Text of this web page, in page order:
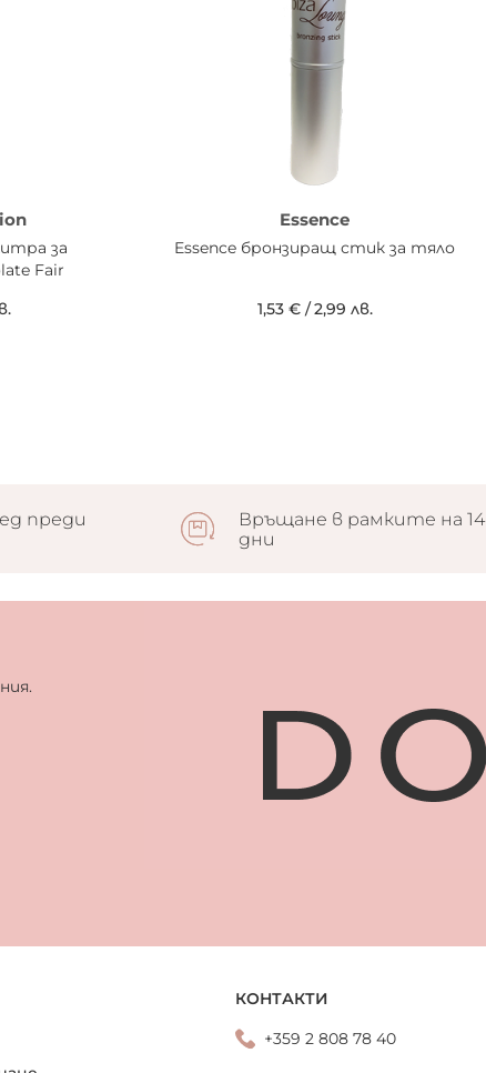
за
Fair
Essence
Essence бронзиращ стик за тяло
1,53 €/2,99 лв.
преди
Връщане в рамките на 14
дни
КОНТАКТИ
+359 2 808 78 40